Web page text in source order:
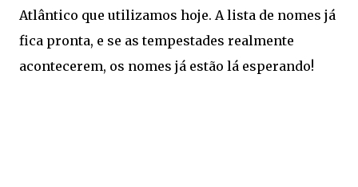
Atlântico que utilizamos hoje. A lista de nomes já
fica pronta, e se as tempestades realmente
acontecerem, os nomes já estão lá esperando!